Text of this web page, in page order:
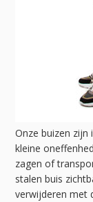
Onze buizen
kleine
zagen of
stalen buis
verwijderen met